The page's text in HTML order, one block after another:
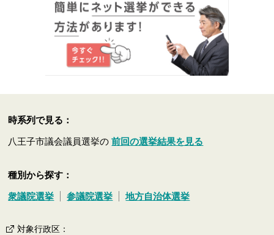
時系列で見る：
八王子市議会議員選挙の前回の選挙結果を見る
種別から探す：
衆議院選挙 参議院選挙 地方自治体選挙
対象行政区 ：